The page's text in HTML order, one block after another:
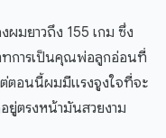
มยาวถึง 155 เกม ซึ่ง
ทการเป็นคุณพ่อลูกอ่อนที่
ต่ตอนนี้ผมมีแรงจูงใจที่จะ
ยู่ตรงหน้ามันสวยงาม